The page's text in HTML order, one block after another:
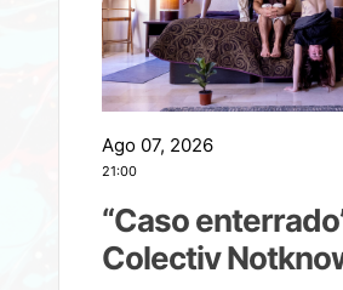
Ago 07, 2026
21:00
“Caso
Colectiv